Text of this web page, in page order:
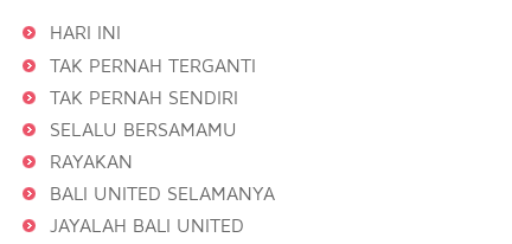
HARI INI
TAK PERNAH TERGANTI
TAK PERNAH SENDIRI
SELALU BERSAMAMU
RAYAKAN
BALI UNITED SELAMANYA
JAYALAH BALI UNITED